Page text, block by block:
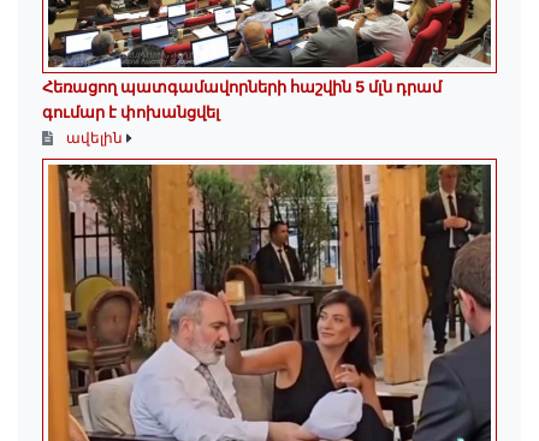
Հեռացող պատգամավորների հաշվին 5 մլն դրամ
գումար է փոխանցվել
ավելին